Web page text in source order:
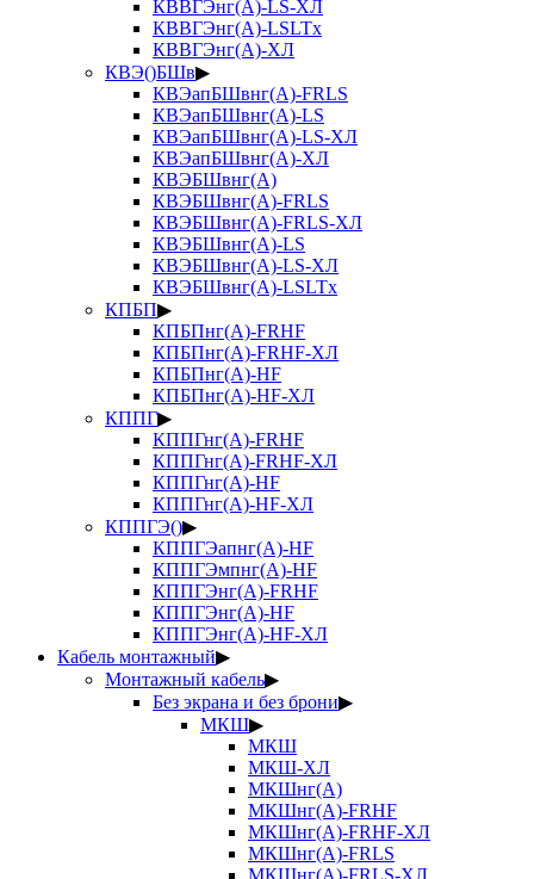
КВВГЭнг(А)-LS-ХЛ
КВВГЭнг(А)-LSLTx
КВВГЭнг(А)-ХЛ
КВЭ()БШв▶
КВЭапБШвнг(А)-FRLS
КВЭапБШвнг(А)-LS
КВЭапБШвнг(А)-LS-ХЛ
КВЭапБШвнг(А)-ХЛ
КВЭБШвнг(А)
КВЭБШвнг(А)-FRLS
КВЭБШвнг(А)-FRLS-ХЛ
КВЭБШвнг(А)-LS
КВЭБШвнг(А)-LS-ХЛ
КВЭБШвнг(А)-LSLTx
КПБП▶
КПБПнг(А)-FRHF
КПБПнг(А)-FRHF-ХЛ
КПБПнг(А)-HF
КПБПнг(А)-HF-ХЛ
КППГ▶
КППГнг(А)-FRHF
КППГнг(А)-FRHF-ХЛ
КППГнг(А)-HF
КППГнг(А)-HF-ХЛ
КППГЭ()▶
КППГЭапнг(А)-HF
КППГЭмпнг(А)-HF
КППГЭнг(А)-FRHF
КППГЭнг(А)-HF
КППГЭнг(А)-HF-ХЛ
Кабель монтажный▶
Монтажный кабель▶
Без экрана и без брони▶
МКШ▶
МКШ
МКШ-ХЛ
МКШнг(А)
МКШнг(А)-FRHF
МКШнг(А)-FRHF-ХЛ
МКШнг(А)-FRLS
МКШнг(А)-FRLS-ХЛ